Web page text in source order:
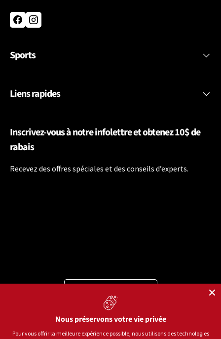
FacebookInstagram
Sports
Liens rapides
Inscrivez-vous à notre infolettre et obtenez 10$ de
rabais
Recevez des offres spéciales et des conseils d’experts.
Moyens de paiement acceptés
Langue
Nous préservons votre vie privée
Pour vous offrir la meilleure expérience possible, nous utilisons des technologies